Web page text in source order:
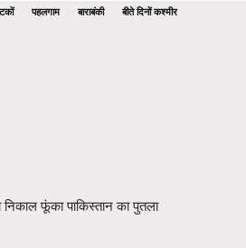
पहलगाम बाराबंकी बीते दिनों कश्मीर
फूंका पाकिस्तान का पुतला